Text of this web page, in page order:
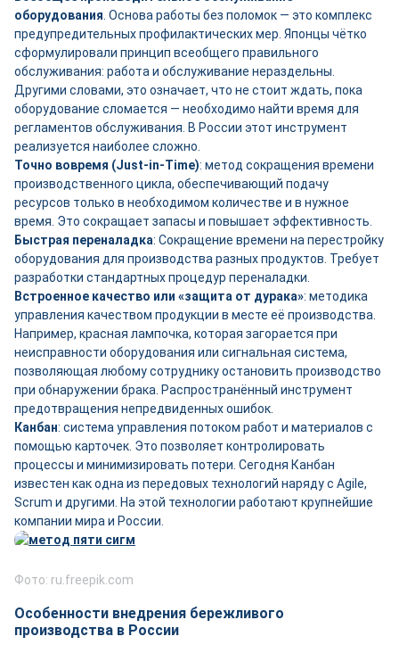
оборудования . Основа работы без поломок — это комплекс
предупредительных профилактических мер. Японцы чётко
сформулировали принцип всеобщего правильного
обслуживания: работа и обслуживание нераздельны.
Другими словами, это означает, что не стоит ждать, пока
оборудование сломается — необходимо найти время для
регламентов обслуживания. В России этот инструмент
реализуется наиболее сложно.
Точно вовремя (Just-in-Time): метод сокращения времени
производственного цикла, обеспечивающий подачу
ресурсов только в необходимом количестве и в нужное
время. Это сокращает запасы и повышает эффективность.
Быстрая переналадка: Сокращение времени на перестройку
оборудования для производства разных продуктов. Требует
разработки стандартных процедур переналадки.
Встроенное качество или «защита от дурака»: методика
управления качеством продукции в месте её производства.
Например, красная лампочка, которая загорается при
неисправности оборудования или сигнальная система,
позволяющая любому сотруднику остановить производство
при обнаружении брака. Распространённый инструмент
предотвращения непредвиденных ошибок.
Канбан: система управления потоком работ и материалов с
помощью карточек. Это позволяет контролировать
процессы и минимизировать потери. Сегодня Канбан
известен как одна из передовых технологий наряду с Agile,
Scrum и другими. На этой технологии работают крупнейшие
компании мира и России.
Фото: ru.freepik.com
Особенности внедрения бережливого
производства в России